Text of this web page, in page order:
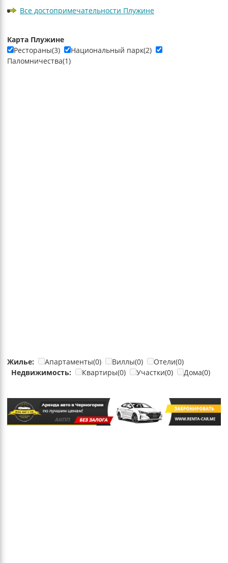
Все достопримечательности Плужине
Карта Плужине
Рестораны(3)
Национальный парк(2)
Паломничества(1)
Жилье: Апартаменты(0) Виллы(0)
Отели(0)
Недвижимость:
Квартиры(0) Участки(0) Дома(0)